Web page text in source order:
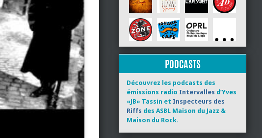
PODCASTS
Découvrez les podcasts des
émissions radio Intervalles d’Yves
«JB» Tassin et Inspecteurs des
Riffs des ASBL Maison du Jazz &
Maison du Rock.